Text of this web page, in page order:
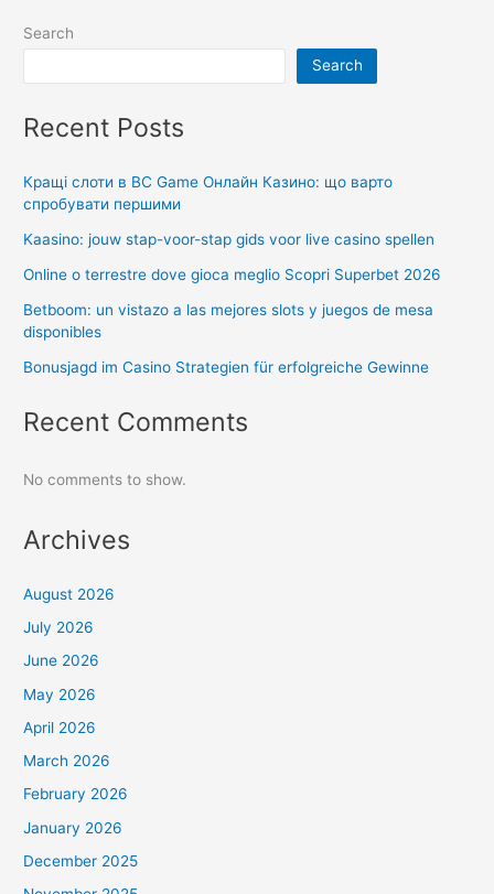
Search
Search
Recent Posts
Кращі слоти в BC Game Онлайн Казино: що варто
спробувати першими
Kaasino: jouw stap-voor-stap gids voor live casino spellen
Online o terrestre dove gioca meglio Scopri Superbet 2026
Betboom: un vistazo a las mejores slots y juegos de mesa
disponibles
Bonusjagd im Casino Strategien für erfolgreiche Gewinne
Recent Comments
No comments to show.
Archives
August 2026
July 2026
June 2026
May 2026
April 2026
March 2026
February 2026
January 2026
December 2025